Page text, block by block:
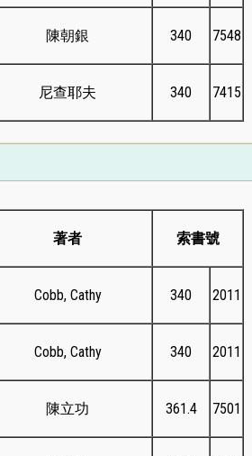
陳朝銀 340 7548
尼查耶夫 340 7415
著者 索書號
Cobb, Cathy 340 2011
Cobb, Cathy 340 2011
陳立功 361.4 7501